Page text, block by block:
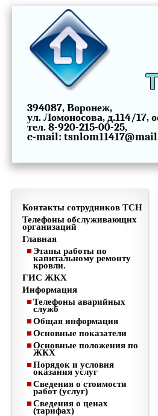
394087, Воронеж,
ул. Ломоносова, д.114/17,
тел. 8-920-215-00-25,
e-mail:
Контакты сотрудников ТСН
Телефоны обслуживающих
организаций
Главная
Этапы работы по
капитальному ремонту
кровли.
ГИС ЖКХ
Информация
Телефоны аварийных
служб
Общая информация
Основные показатели
Основные положения по
ЖКХ
Порядок и условия
оказания услуг
Сведения о стоимости
работ (услуг)
Сведения о ценах
(тарифах)